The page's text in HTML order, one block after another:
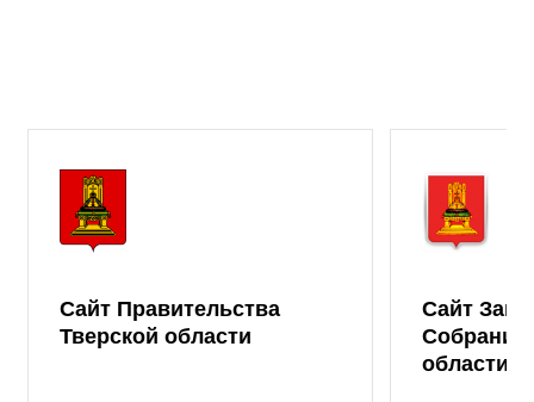
Сайт Правительства
Тверской области
Сайт
Собрания
области